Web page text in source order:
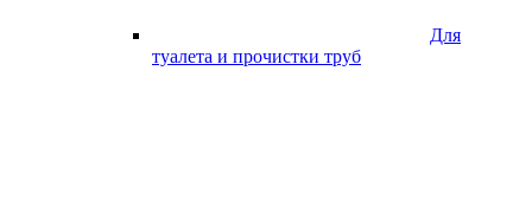
Для
туалета и прочистки труб